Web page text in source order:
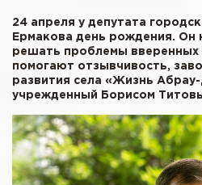
24 апреля у депутата
Ермакова день рождения. Он
решать проблемы вверенных
помогают отзывчивость,
развития села «Жизнь
учрежденный Борисом